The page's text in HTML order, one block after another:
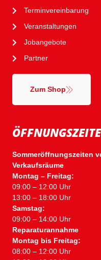
Sommeröffnungszeiten
Verkaufsräume
Montag – Freitag:
09:00 – 12:00 Uhr
13:00 – 18:00 Uhr
Samstag:
09:00 – 14:00 Uhr
Reparaturannahme
Montag bis Freitag:
08:00 – 12:00 Uhr
Terminvereinbarung
Veranstaltungen
Jobangebote
Partner
Zum Shop